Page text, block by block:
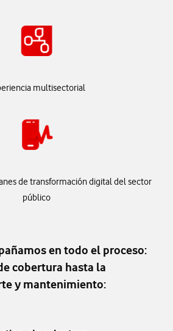
multisectorial
de transformación digital del sector
público
en todo el proceso:
cobertura hasta la
y mantenimiento: